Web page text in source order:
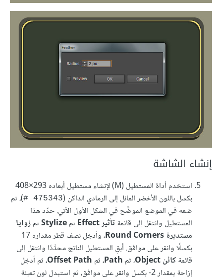
إنشاء الشاشة
استخدم أداة المستطيل (M) لإنشاء مستطيل أبعاده 408‎×293
بكسل باللون الأخضر المائل إلى الرمادي الداكن (‎# 475343)، ثم
ضعه في الموضع الموضَّح في الشكل الأول الآتي. حدّد هذا
المستطيل وانتقل إلى قائمة تأثير Effect ثمStylizeثمزوايا
مستديرة Round Corners
، وأدخِل نصف قطر مقداره 17
بكسلًا وانقر على موافق. أبقِ المستطيل الناتج محدَّدًا وانتقل إلى
قائمةكائن Object ، ثم Path، ثم Offset Path، ثم أدخِل
إزاحة بمقدار ‎-2 بكسل وانقر على موافق، ثم استبدل لون تعبئة